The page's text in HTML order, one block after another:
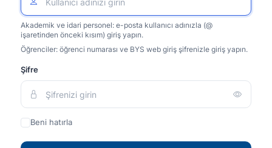
Akademik ve idari personel: e-posta kullanıcı adınızla (@
işaretinden önceki kısım) giriş yapın.
Öğrenciler: öğrenci numarası ve BYS web giriş şifrenizle giriş yapın.
Şifre
Beni hatırla